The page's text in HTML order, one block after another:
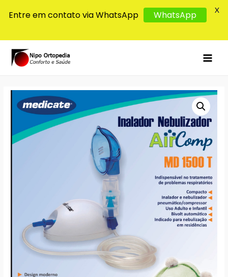
Entre em contato via WhatsApp WhatsApp X